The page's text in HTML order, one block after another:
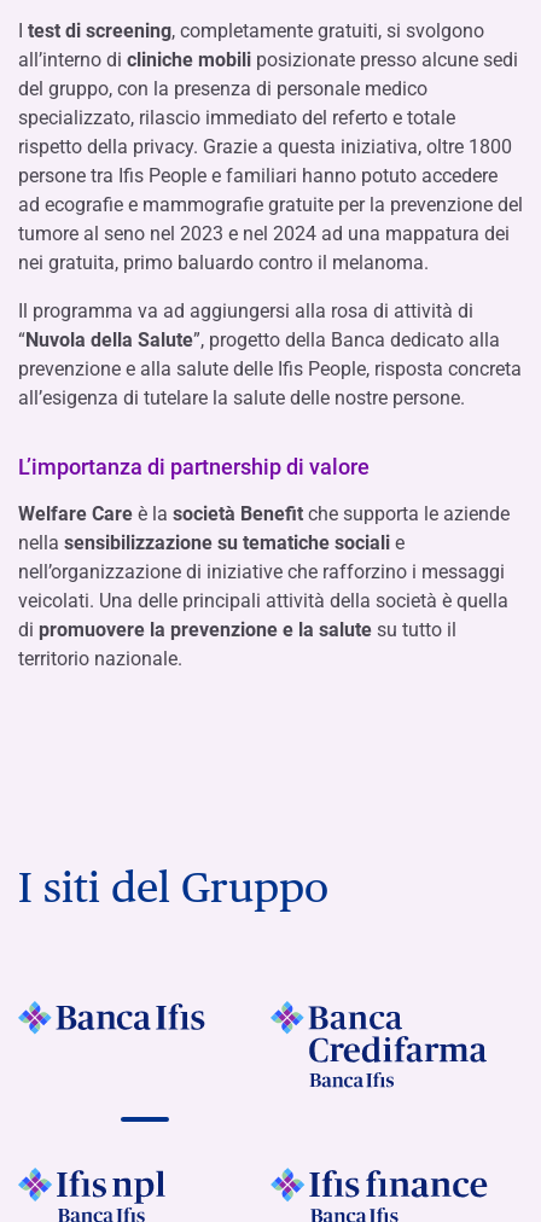
I test di screening, completamente gratuiti, si svolgono
all’interno di cliniche mobili posizionate presso alcune sedi
del gruppo, con la presenza di personale medico
specializzato, rilascio immediato del referto e totale
rispetto della privacy. Grazie a questa iniziativa, oltre 1800
persone tra Ifis People e familiari hanno potuto accedere
ad ecografie e mammografie gratuite per la prevenzione del
tumore al seno nel 2023 e nel 2024 ad una mappatura dei
nei gratuita, primo baluardo contro il melanoma.
Il programma va ad aggiungersi alla rosa di attività di
“Nuvola della Salute”, progetto della Banca dedicato alla
prevenzione e alla salute delle Ifis People, risposta concreta
all’esigenza di tutelare la salute delle nostre persone.
L’importanza di partnership di valore
Welfare Care è la società Benefit che supporta le aziende
nella sensibilizzazione su tematiche sociali e
nell’organizzazione di iniziative che rafforzino i messaggi
veicolati. Una delle principali attività della società è quella
di promuovere la prevenzione e la salute su tutto il
territorio nazionale.
I siti del Gruppo